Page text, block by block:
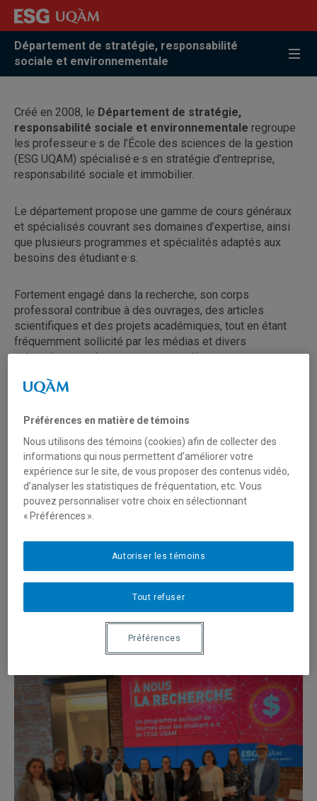
Accéder
recherche
Accéder
menu
pricipal
Accéder
zone
centrale
Département de stratégie, responsabilité
sociale et environnementale
Créé en 2008, le Département de stratégie,
responsabilité sociale et environnementale regroupe
les professeur·e·s de l’École des sciences de la gestion
(ESG UQAM) spécialisé·e·s en stratégie d’entreprise,
responsabilité sociale et immobilier.
Le département propose une gamme de cours généraux
et spécialisés couvrant ses domaines d’expertise, ainsi
que plusieurs programmes et spécialités adaptés aux
besoins des étudiant·e·s.
Fortement engagé dans la recherche, son corps
professoral contribue à des ouvrages, des articles
scientifiques et des projets académiques, tout en étant
fréquemment sollicité par les médias et divers
acteur·rice·s sociaux pour son expertise.
Sa mission est de former des professionnel·le·s, des
en stratégie, responsabilité sociale et immobilier. À
travers des parcours académiques novateurs et des
approches pédagogiques éprouvées, le département vise
également à développer une recherche de pointe,
reconnue pour son excellence et son enracinement dans
la réalité sociétale, tout en faisant rayonner l’expertise
québécoise au niveau national, dans la francophonie et à
Nouvelles
Préférences en matière de témoins
Nous utilisons des témoins (cookies) afin de collecter des
informations qui nous permettent d’améliorer votre
expérience sur le site, de vous proposer des contenus vidéo,
d’analyser les statistiques de fréquentation, etc. Vous
pouvez personnaliser votre choix en sélectionnant
« Préférences ».
Tout refuser
Autoriser les témoins
Préférences